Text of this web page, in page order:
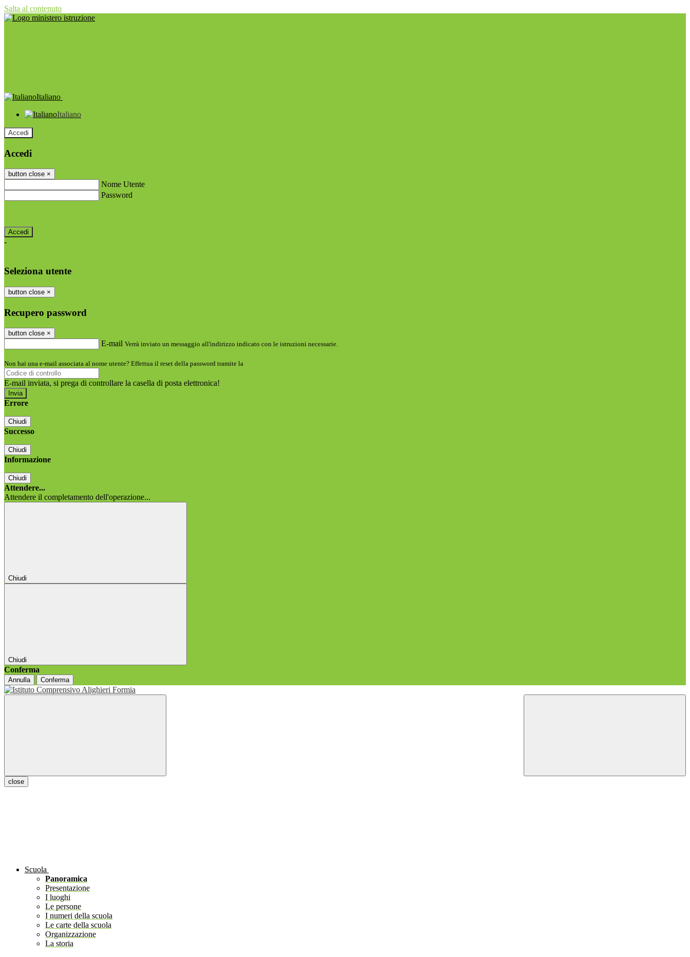
Salta al contenuto
Italiano
Italiano
Accedi
Accedi
button close ×
Nome Utente
Password
-
Seleziona utente
button close ×
Recupero password
button close ×
E-mail Verrà inviato un messaggio all'indirizzo indicato con le istruzioni necessarie.
Non hai una e-mail associata al nome utente? Effettua il reset della password tramite la
E-mail inviata, si prega di controllare la casella di posta elettronica!
Errore
Chiudi
Successo
Chiudi
Informazione
Chiudi
Attendere...
Attendere il completamento dell'operazione...
Chiudi
Chiudi
Conferma
Annulla Conferma
close
Scuola
Panoramica
Presentazione
I luoghi
Le persone
I numeri della scuola
Le carte della scuola
Organizzazione
La storia